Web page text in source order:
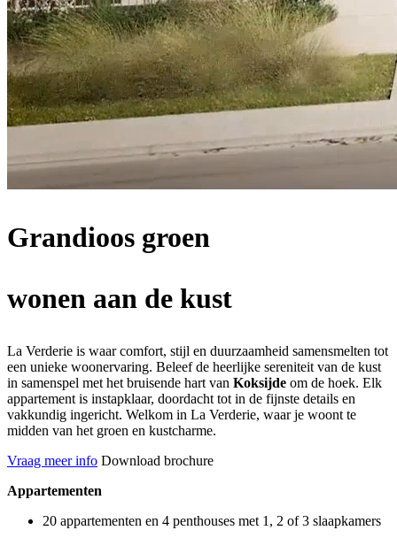
Grandioos groen
wonen aan de kust
La Verderie is waar comfort, stijl en duurzaamheid samensmelten tot
een unieke woonervaring. Beleef de heerlijke sereniteit van de kust
in samenspel met het bruisende hart van Koksijde om de hoek. Elk
appartement is instapklaar, doordacht tot in de fijnste details en
vakkundig ingericht. Welkom in La Verderie, waar je woont te
midden van het groen en kustcharme.
Vraag meer info Download brochure
Appartementen
20 appartementen en 4 penthouses met 1, 2 of 3 slaapkamers